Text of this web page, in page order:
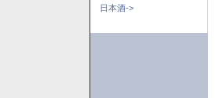
日本酒->